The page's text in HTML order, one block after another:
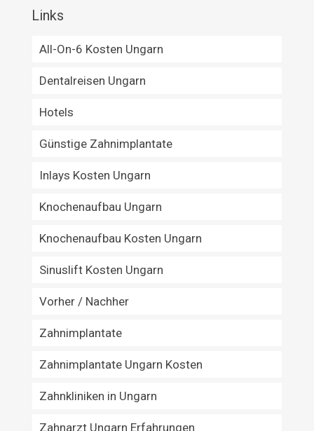
Links
All-On-6 Kosten Ungarn
Dentalreisen Ungarn
Hotels
Günstige Zahnimplantate
Inlays Kosten Ungarn
Knochenaufbau Ungarn
Knochenaufbau Kosten Ungarn
Sinuslift Kosten Ungarn
Vorher / Nachher
Zahnimplantate
Zahnimplantate Ungarn Kosten
Zahnkliniken in Ungarn
Zahnarzt Ungarn Erfahrungen